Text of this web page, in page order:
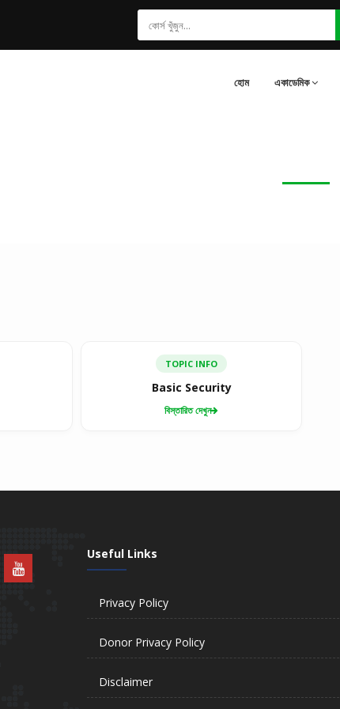
হোম একাডেমিক
TOPIC INFO
Basic Security
বিস্তারিত দেখুন
Useful Links
Privacy Policy
Donor Privacy Policy
Disclaimer